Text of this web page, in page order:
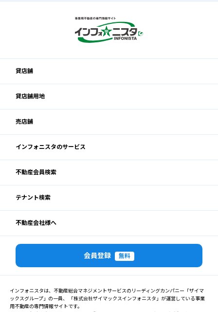
貸店舗
貸店舗用地
売店舗
インフォニスタのサービス
不動産会員検索
テナント検索
不動産会社様へ
会員登録 無料
インフォニスタは、不動産総合マネジメントサービスのリーディングカンパニー「ザイマ
ックスグループ」の一員、 「株式会社ザイマックスインフォニスタ」が運営している事業
用不動産の専門情報サイトです。